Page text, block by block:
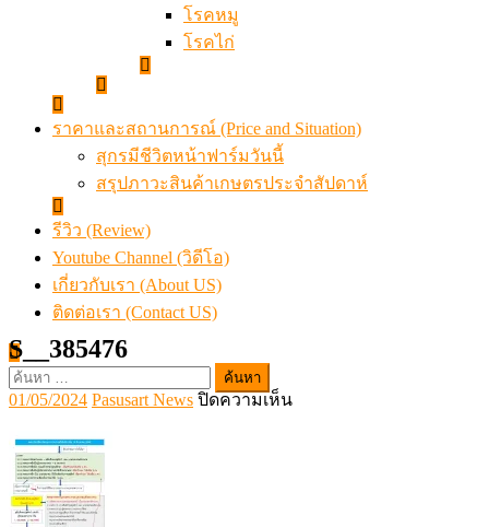
โรคหมู
โรคไก่
ราคาและสถานการณ์ (Price and Situation)
สุกรมีชีวิตหน้าฟาร์มวันนี้
สรุปภาวะสินค้าเกษตรประจำสัปดาห์
รีวิว (Review)
Youtube Channel (วิดีโอ)
เกี่ยวกับเรา (About US)
ติดต่อเรา (Contact US)
ค้นหา
สำหรับ:
S__385476
Posted
on
01/05/2024Author
Pasusart News ปิดความเห็นบน